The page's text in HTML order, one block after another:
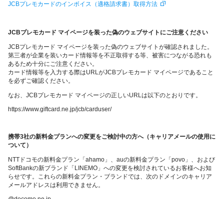
JCBプレモカードのインボイス（適格請求書）取得方法
JCBプレモカード マイページを装った偽のウェブサイトにご注意ください
JCBプレモカード マイページを装った偽のウェブサイトが確認されました。
第三者が企業を装いカード情報等を不正取得する等、被害につながる恐れも
あるため十分にご注意ください。
カード情報等を入力する際はURLがJCBプレモカード マイページであること
を必ずご確認ください。
なお、JCBプレモカード マイページの正しいURLは以下のとおりです。
https://www.giftcard.ne.jp/jcb/carduser/
携帯3社の新料金プランへの変更をご検討中の方へ（キャリアメールの使用に
ついて）
NTTドコモの新料金プラン「ahamo」、auの新料金プラン「povo」、および
SoftBankの新ブランド「LINEMO」への変更を検討されているお客様へお知
らせです。これらの新料金プラン・ブランドでは、次のドメインのキャリア
メールアドレスは利用できません。